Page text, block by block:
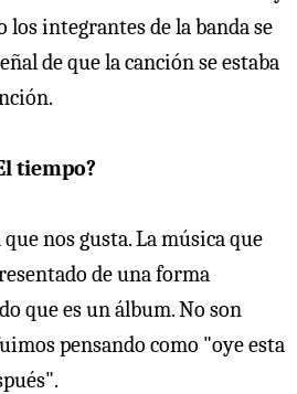
los integrantes de la banda se
de que la canción se estaba
tiempo?
nos gusta. La música que
de una forma
que es un álbum. No son
pensando como "oye esta